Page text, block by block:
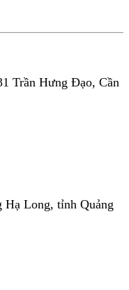
Trần Hưng Đạo, Cần
Long, tỉnh Quảng